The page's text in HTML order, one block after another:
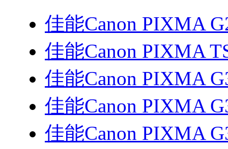
佳能Canon PIXMA
佳能Canon PIXMA
佳能Canon PIXMA
佳能Canon PIXMA
佳能Canon PIXMA